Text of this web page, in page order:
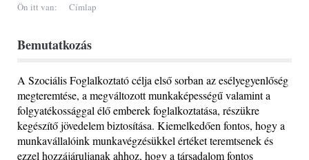
Ön itt van: Címlap
Bemutatkozás
A Szociális Foglalkoztató célja első sorban az esélyegyenlőség
megteremtése, a megváltozott munkaképességű valamint a
folgyatékossággal élő emberek foglalkoztatása, részükre
kegészítő jövedelem biztosítása. Kiemelkedően fontos, hogy a
munkavállalóink munkavégzésükkel értéket teremtsenek és
ezzel hozzájáruljanak ahhoz, hogy a társadalom fontos